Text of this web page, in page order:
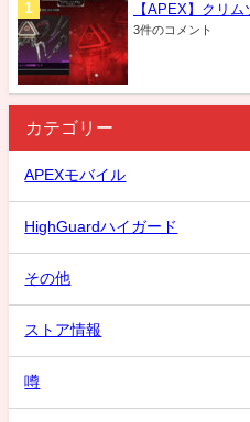
【APEX】クリ
3件のコメント
カテゴリー
APEXモバイル
HighGuardハイガード
その他
ストア情報
噂